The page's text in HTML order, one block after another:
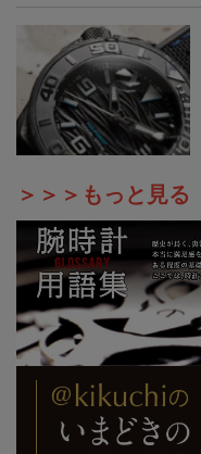
＞＞＞もっと見る